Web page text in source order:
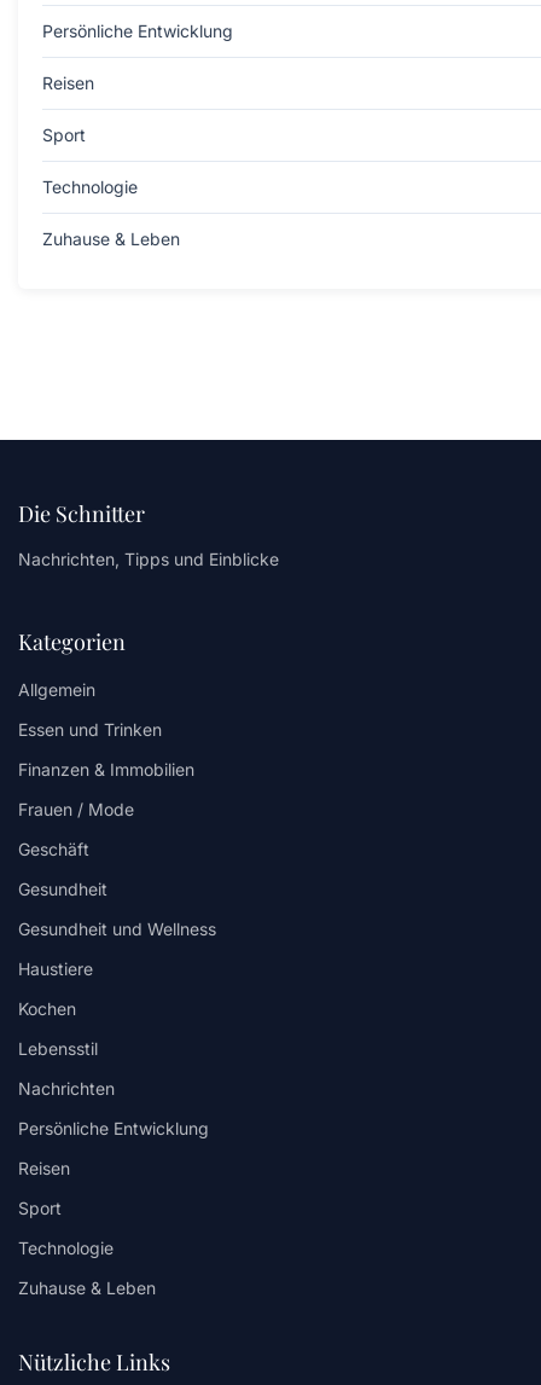
Persönliche Entwicklung
Reisen
Sport
Technologie
Zuhause & Leben
Die Schnitter
Nachrichten, Tipps und Einblicke
Kategorien
Allgemein
Essen und Trinken
Finanzen & Immobilien
Frauen / Mode
Geschäft
Gesundheit
Gesundheit und Wellness
Haustiere
Kochen
Lebensstil
Nachrichten
Persönliche Entwicklung
Reisen
Sport
Technologie
Zuhause & Leben
Nützliche Links